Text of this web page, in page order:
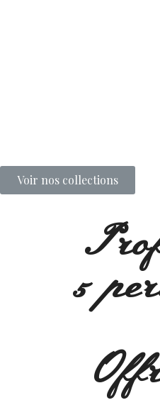
Voir nos collections
5